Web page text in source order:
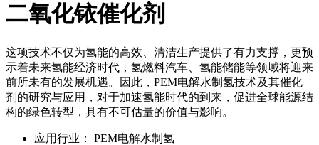
二氧化铱催化剂
这项技术不仅为氢能的高效、清洁生产提供了有力支撑，更预
示着未来氢能经济时代，氢燃料汽车、氢能储能等领域将迎来
前所未有的发展机遇。因此，PEM电解水制氢技术及其催化
剂的研究与应用，对于加速氢能时代的到来，促进全球能源结
构的绿色转型，具有不可估量的价值与影响。
应用行业：
PEM电解水制氢